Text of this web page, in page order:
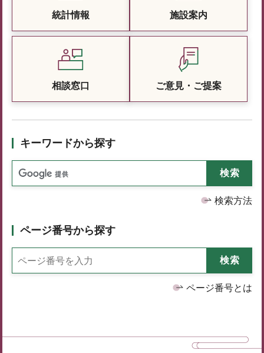
統計情報 施設案内
相談窓口 ご意見・ご提案
キーワードから探す
検索方法
ページ番号から探す
ページ番号とは